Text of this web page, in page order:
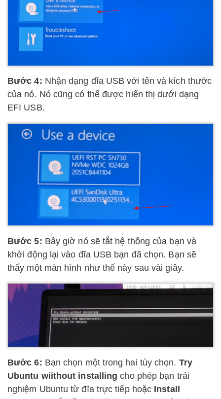
Bước 4: Nhận dạng đĩa USB với tên và kích thước
của nó. Nó cũng có thể được hiển thị dưới dạng
EFI USB.
Bước 5: Bây giờ nó sẽ tắt hệ thống của bạn và
khởi động lại vào đĩa USB bạn đã chọn. Bạn sẽ
thấy một màn hình như thế này sau vài giây.
Bước 6: Bạn chọn một trong hai tùy chọn. Try
Ubuntu wiithout installingcho phép bạn trải
nghiệm Ubuntu từ đĩa trực tiếp hoặc Install